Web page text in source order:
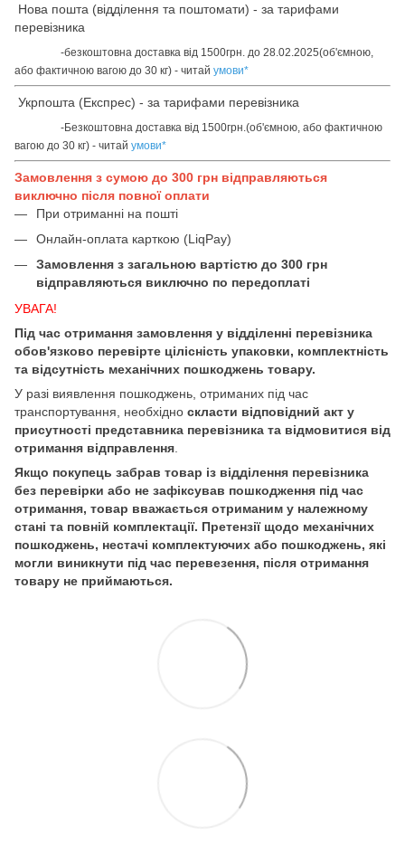
Нова пошта (відділення та поштомати) - за тарифами
перевізника
-безкоштовна доставка від 1500грн. до 28.02.2025(об'ємною,
або фактичною вагою до 30 кг) - читай умови*
Укрпошта (Експрес) - за тарифами перевізника
-Безкоштовна доставка від 1500грн.(об'ємною, або фактичною
вагою до 30 кг) - читай умови*
Замовлення з сумою до 300 грн відправляються
виключно після повної оплати
При отриманні на пошті
Онлайн-оплата карткою (LiqPay)
Замовлення з загальною вартістю до 300 грн
відправляються виключно по передоплаті
УВАГА!
Під час отримання замовлення у відділенні перевізника
обов'язково перевірте цілісність упаковки, комплектність
та відсутність механічних пошкоджень товару.
У разі виявлення пошкоджень, отриманих під час
транспортування, необхідно скласти відповідний акт у
присутності представника перевізника та відмовитися від
отримання відправлення
Якщо покупець забрав товар із відділення перевізника
без перевірки або не зафіксував пошкодження під час
отримання, товар вважається отриманим у належному
стані та повній комплектації. Претензії щодо механічних
пошкоджень, нестачі комплектуючих або пошкоджень, які
могли виникнути під час перевезення, після отримання
товару не приймаються.